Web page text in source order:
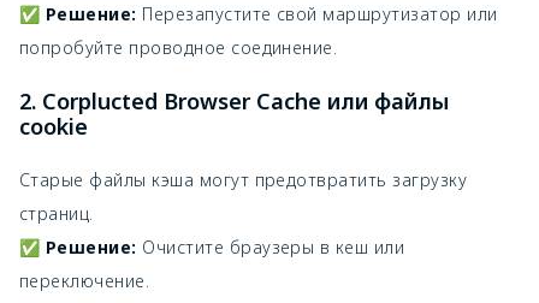
✅ Решение: Перезапустите свой маршрутизатор или
попробуйте проводное соединение.
2. Corplucted Browser Cache или файлы
cookie
Старые файлы кэша могут предотвратить загрузку
страниц.
✅ Решение: Очистите браузеры в кеш или
переключение.